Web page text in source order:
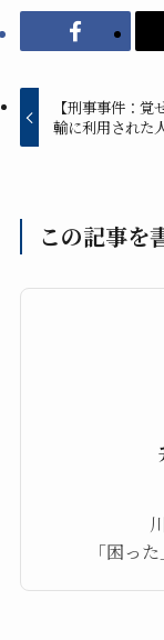
【刑事事件：覚
輸に利用された
この記事を
「困っ